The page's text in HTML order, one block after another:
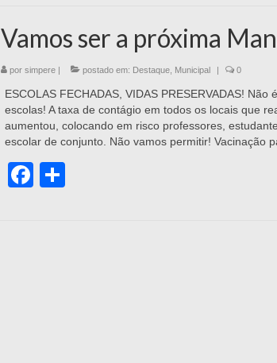
Vamos ser a próxima
por simpere| postado em: Destaque, Municipal | 0
ESCOLAS FECHADAS, VIDAS PRESERVADAS! Não
escolas! A taxa de contágio em todos os locais que
aumentou, colocando em risco professores,
escolar de conjunto. Não vamos permitir! Vacinação
Facebook